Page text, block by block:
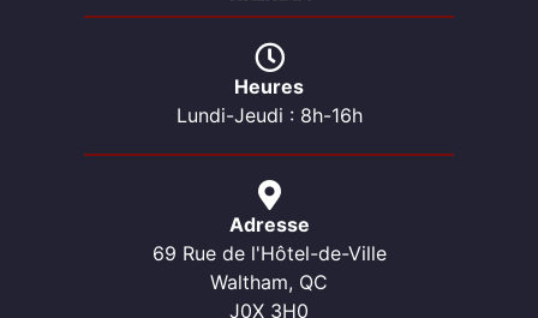
Heures
Lundi-Jeudi : 8h-16h
Adresse
69 Rue de l'Hôtel-de-Ville
Waltham, QC
J0X 3H0